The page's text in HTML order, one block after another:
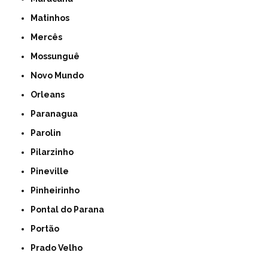
Matinhos
Mercês
Mossunguê
Novo Mundo
Orleans
Paranagua
Parolin
Pilarzinho
Pineville
Pinheirinho
Pontal do Parana
Portão
Prado Velho